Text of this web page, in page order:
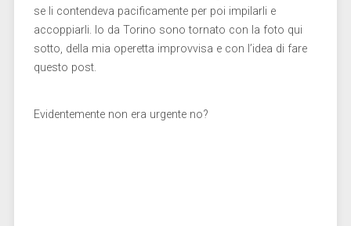
se li contendeva pacificamente per poi impilarli e
accoppiarli. Io da Torino sono tornato con la foto qui
sotto, della mia operetta improvvisa e con l’idea di fare
questo post.
Evidentemente non era urgente no?